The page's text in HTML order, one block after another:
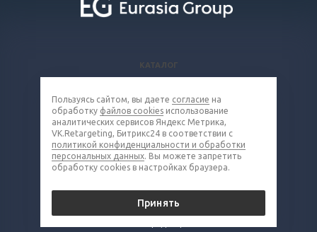
© 2026 Все права защищены.
КАТАЛОГ
КОМПАНИЯ
КОНТАКТЫ
8 (800) 302-16-85
metall@eq-mail.ru
Пользуясь сайтом, вы даете согласие на
обработку файлов cookies использование
аналитических сервисов Яндекс Метрика,
VK.Retargeting, Битрикс24 в соответствии с
политикой конфиденциальности и обработки
персональных данных. Вы можете запретить
обработку cookies в настройках браузера.
Принять